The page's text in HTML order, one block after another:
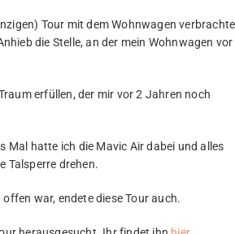
Tour mit dem Wohnwagen verbrachte
die Stelle, an der mein Wohnwagen vor
erfüllen, der mir vor 2 Jahren noch
Mal hatte ich die Mavic Air dabei und alles
Talsperre drehen.
war, endete diese Tour auch.